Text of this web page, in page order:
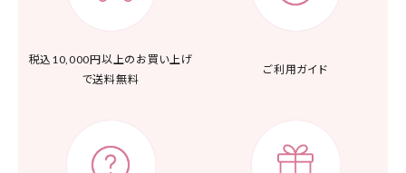
税込10,000円以上の お買い上げ
で送料無料
ご利用ガイド